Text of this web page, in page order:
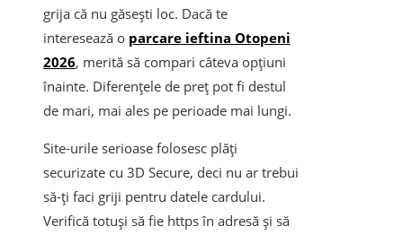
grija că nu găsești loc. Dacă te
interesează o parcare ieftina Otopeni
2026, merită să compari câteva opțiuni
înainte. Diferențele de preț pot fi destul
de mari, mai ales pe perioade mai lungi.
Site-urile serioase folosesc plăți
securizate cu 3D Secure, deci nu ar trebui
să-ți faci griji pentru datele cardului.
Verifică totuși să fie https în adresă și să